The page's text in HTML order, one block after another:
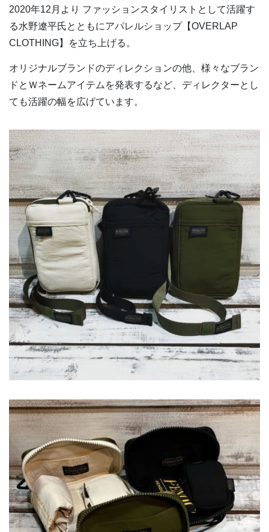
2020年12月より ファッションスタイリストとして活躍す
る水野遼平氏とともにアパレルショップ【OVERLAP
CLOTHING】を立ち上げる。
オリジナルブランドのディレクションの他、様々なブラン
ドとＷネームアイテムを発表するなど、ディレクターとし
ても活躍の幅を広げています。